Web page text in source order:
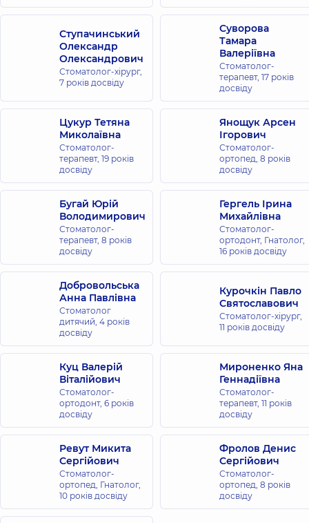
Ступачинський
Олександр
Олександрович
Стоматолог-хірург,
7 років досвіду
Суворова
Тамара
Валеріївна
Стоматолог-
терапевт, 17 років
досвіду
Цукур Тетяна
Миколаївна
Стоматолог-
терапевт, 19 років
досвіду
Янощук Арсен
Ігорович
Стоматолог-
ортопед, 8 років
досвіду
Бугай Юрій
Володимирович
Стоматолог-
терапевт, 8 років
досвіду
Гергель Ірина
Михайлівна
Стоматолог-
ортодонт, Гнатолог,
16 років досвіду
Добровольська
Анна Павлівна
Стоматолог
дитячий, 4 років
досвіду
Курочкін Павло
Святославович
Стоматолог-хірург,
11 років досвіду
Куц Валерій
Віталійович
Стоматолог-
ортодонт, 6 років
досвіду
Мироненко Яна
Геннадіївна
Стоматолог-
терапевт, 11 років
досвіду
Ревут Микита
Сергійович
Стоматолог-
ортопед, Гнатолог,
10 років досвіду
Фролов Денис
Сергійович
Стоматолог-
ортопед, 8 років
досвіду